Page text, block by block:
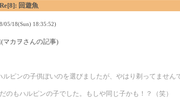
Re[8]: 回遊魚
05/18(Sun) 18:35:52)
マカヲさんの記事)
ルピンの子供ぽいのを選びましたが、やはり剃ってません
のもハルピンの子でした。もしや同じ子かも！？（笑）